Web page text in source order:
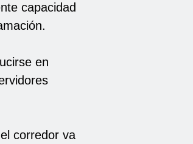
capacidad
en
corredor va